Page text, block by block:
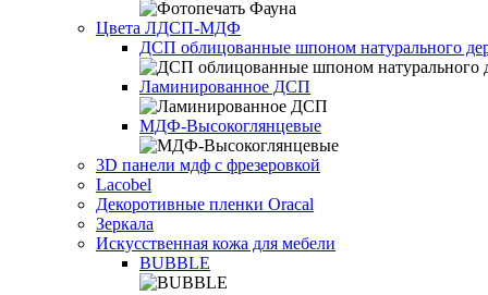
Цвета ЛДСП-МДФ
ДСП облицованные шпоном натурального
Ламинированное ДСП
МДФ-Высокоглянцевые
3D панели мдф с фрезеровкой
Lacobel
Декоротивные пленки Oracal
Зеркала
Искусственная кожа для мебели
BUBBLE